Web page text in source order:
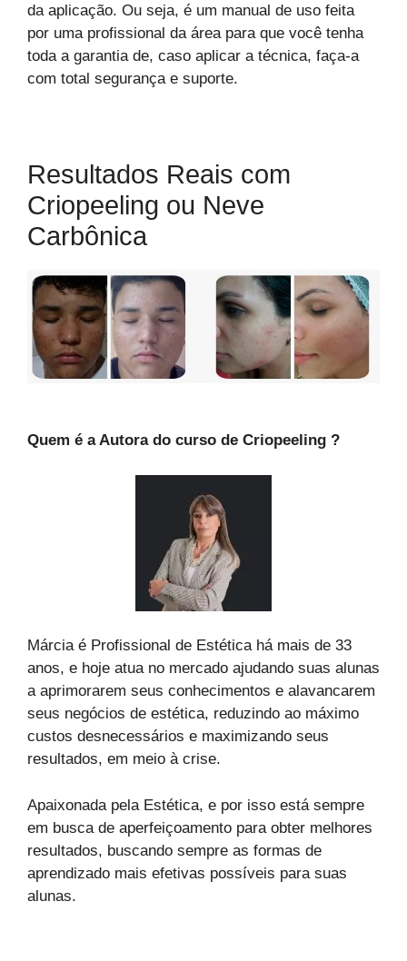
da aplicação. Ou seja, é um manual de uso feita
por uma profissional da área para que você tenha
toda a garantia de, caso aplicar a técnica, faça-a
com total segurança e suporte.
Resultados Reais com
Criopeeling ou Neve
Carbônica
Quem é a Autora do curso de Criopeeling ?
Márcia é Profissional de Estética há mais de 33
anos, e hoje atua no mercado ajudando suas alunas
a aprimorarem seus conhecimentos e alavancarem
seus negócios de estética, reduzindo ao máximo
custos desnecessários e maximizando seus
resultados, em meio à crise.
Apaixonada pela Estética, e por isso está sempre
em busca de aperfeiçoamento para obter melhores
resultados, buscando sempre as formas de
aprendizado mais efetivas possíveis para suas
alunas.